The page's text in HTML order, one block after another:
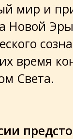
мир и
Новой
время
Света.